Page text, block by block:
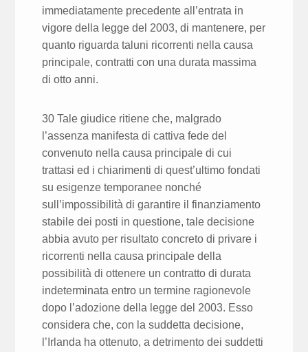
immediatamente precedente all’entrata in
vigore della legge del 2003, di mantenere, per
quanto riguarda taluni ricorrenti nella causa
principale, contratti con una durata massima
di otto anni.
30 Tale giudice ritiene che, malgrado
l’assenza manifesta di cattiva fede del
convenuto nella causa principale di cui
trattasi ed i chiarimenti di quest’ultimo fondati
su esigenze temporanee nonché
sull’impossibilità di garantire il finanziamento
stabile dei posti in questione, tale decisione
abbia avuto per risultato concreto di privare i
ricorrenti nella causa principale della
possibilità di ottenere un contratto di durata
indeterminata entro un termine ragionevole
dopo l’adozione della legge del 2003. Esso
considera che, con la suddetta decisione,
l’Irlanda ha ottenuto, a detrimento dei suddetti